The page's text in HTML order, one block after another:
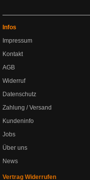
Infos
Impressum
Kontakt
AGB
Widerruf
Datenschutz
Zahlung / Versand
Kundeninfo
Jobs
Über uns
News
Vertrag Widerrufen